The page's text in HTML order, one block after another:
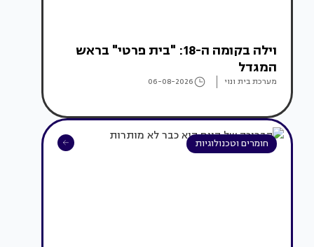
וילה בקומה ה-18: "בית פרטי" בראש
המגדל
מערכת בית ונוי 06-08-2026
חומרים וטכנולוגיות